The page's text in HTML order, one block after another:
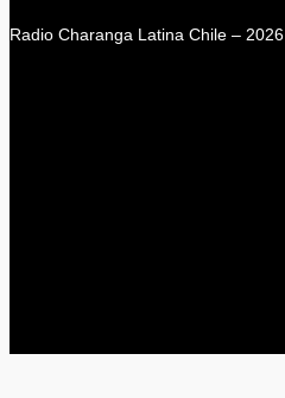
Radio Charanga Latina Chile – 2026